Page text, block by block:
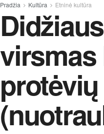
Pradžia Kultūra Etninė kultūra